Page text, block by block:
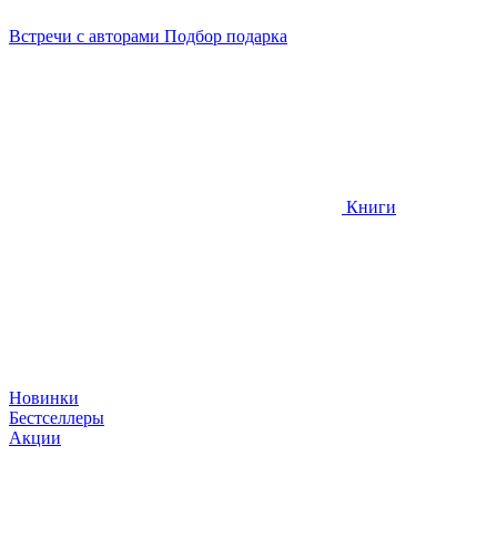
Встречи с авторами Подбор подарка
Книги
Новинки
Бестселлеры
Акции